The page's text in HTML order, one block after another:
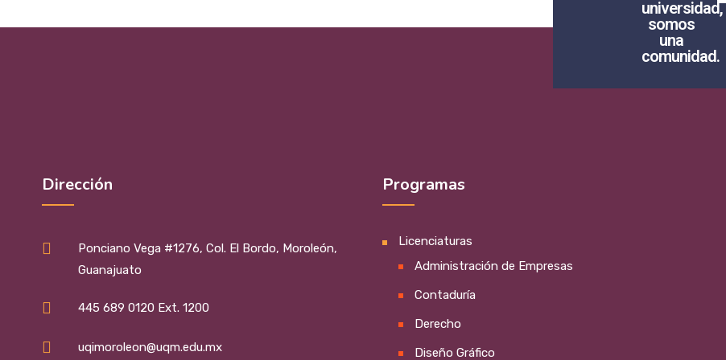
universidad,
somos
una
comunidad.
Dirección
Ponciano Vega #1276, Col. El Bordo, Moroleón,
Guanajuato
445 689 0120 Ext. 1200
uqimoroleon@uqm.edu.mx
Programas
Licenciaturas
Administración de Empresas
Contaduría
Derecho
Diseño Gráfico